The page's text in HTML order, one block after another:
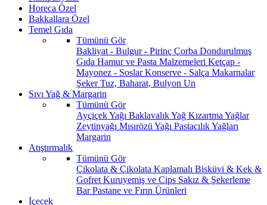
Horeca Özel
Bakkallara Özel
Temel Gıda
Tümünü Gör
Bakliyat - Bulgur - Pirinç Çorba Dondurulmuş
Gıda Hamur ve Pasta Malzemeleri Ketçap -
Mayonez - SoslarKonserve - Salça Makarnalar
ŞekerTuz, Baharat, Bulyon Un
Sıvı Yağ & Margarin
Tümünü Gör
Ayçiçek Yağı Baklavalık Yağ Kızartma Yağlar
Zeytinyağı Mısırözü Yağı Pastacılık Yağları
Margarin
Atıştırmalık
Tümünü Gör
Çikolata & Çikolata Kaplamalı Bisküvi & Kek &
Gofret Kuruyemiş ve Cips Sakız & Şekerleme
BarPastane ve Fırın Ürünleri
İçecek